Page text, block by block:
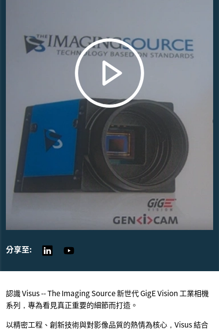
分享至:
認識 Visus -- The Imaging Source 新世代 GigE Vision 工業相機
系列，專為看見真正重要的細節而打造。
以精密工程、創新技術與對影像品質的熱情為核心，Visus 結合